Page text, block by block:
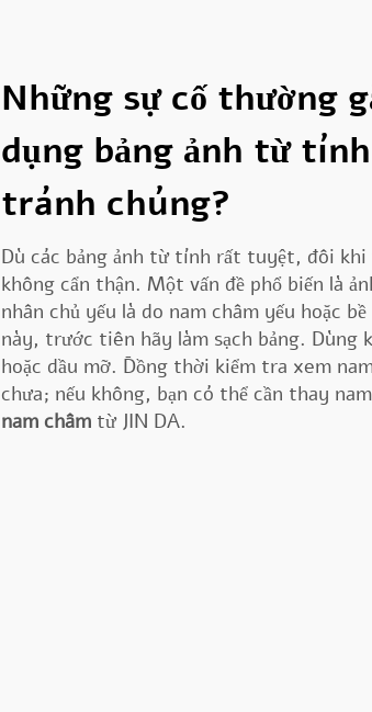
Những sự cố thường
dụng bảng ảnh từ
tránh chúng?
Dù các bảng ảnh từ tính rất tuyệt, đôi khi
không cẩn thận. Một vấn đề phổ biến là
nhân chủ yếu là do nam châm yếu hoặc
này, trước tiên hãy làm sạch bảng. Dùng
hoặc dầu mỡ. Đồng thời kiểm tra xem
chưa; nếu không, bạn có thể cần thay
nam châm từ JIN DA.